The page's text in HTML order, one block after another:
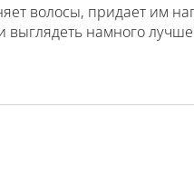
волосы, придает им
выглядеть намного